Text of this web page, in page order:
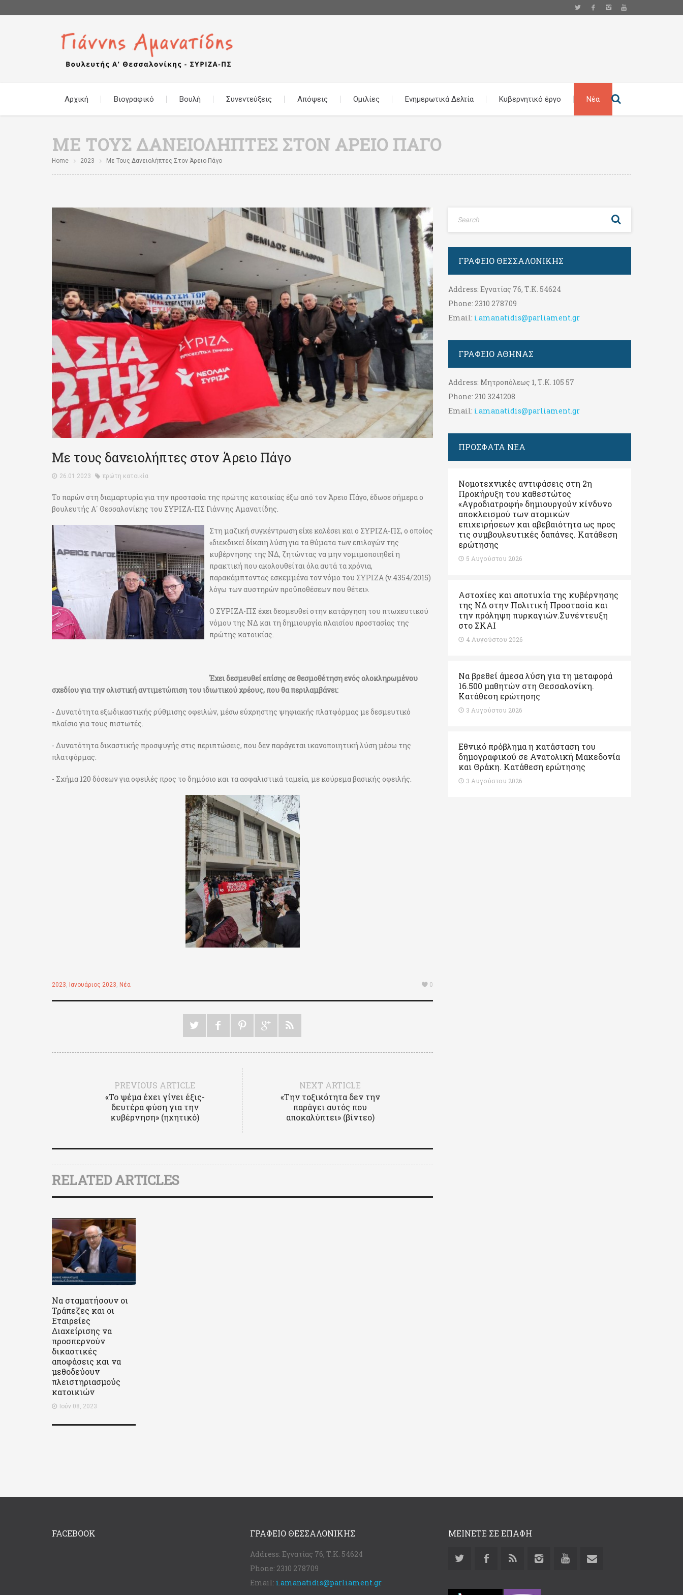
Αρχική Βιογραφικό Βουλή Συνεντεύξεις Απόψεις Ομιλίες Ενημερωτικά Δελτία Κυβερνητικό έργο Νέα
ΜΕ ΤΟΥΣ ΔΑΝΕΙΟΛΉΠΤΕΣ ΣΤΟΝ ΆΡΕΙΟ ΠΆΓΟ
Home 2023 Με Τους Δανειολήπτες Στον Άρειο Πάγο
Με τους δανειολήπτες στον Άρειο Πάγο
26.01.2023 πρώτη κατοικία
Το παρών στη διαμαρτυρία για την προστασία της πρώτης κατοικίας έξω από τον Άρειο Πάγο, έδωσε σήμερα ο
βουλευτής Α΄ Θεσσαλονίκης του ΣΥΡΙΖΑ-ΠΣ Γιάννης Αμανατίδης.
Στη μαζική συγκέντρωση είχε καλέσει και ο ΣΥΡΙΖΑ-ΠΣ, ο οποίος
«διεκδικεί δίκαιη λύση για τα θύματα των επιλογών της
κυβέρνησης της ΝΔ, ζητώντας να μην νομιμοποιηθεί η
πρακτική που ακολουθείται όλα αυτά τα χρόνια,
παρακάμπτοντας εσκεμμένα τον νόμο του ΣΥΡΙΖΑ (ν.4354/2015)
λόγω των αυστηρών προϋποθέσεων που θέτει».
Ο ΣΥΡΙΖΑ-ΠΣ έχει δεσμευθεί στην κατάργηση του πτωχευτικού
νόμου της ΝΔ και τη δημιουργία πλαισίου προστασίας της
πρώτης κατοικίας.
Έχει δεσμευθεί επίσης σε θεσμοθέτηση ενός ολοκληρωμένου
σχεδίου για την ολιστική αντιμετώπιση του ιδιωτικού χρέους, που θα περιλαμβάνει:
- Δυνατότητα εξωδικαστικής ρύθμισης οφειλών, μέσω εύχρηστης ψηφιακής πλατφόρμας με δεσμευτικό
πλαίσιο για τους πιστωτές.
- Δυνατότητα δικαστικής προσφυγής στις περιπτώσεις, που δεν παράγεται ικανοποιητική λύση μέσω της
πλατφόρμας.
- Σχήμα 120 δόσεων για οφειλές προς το δημόσιο και τα ασφαλιστικά ταμεία, με κούρεμα βασικής οφειλής.
2023, Ιανουάριος 2023, Νέα 0
PREVIOUS ARTICLE
«Το ψέμα έχει γίνει έξις-
δευτέρα φύση για την
κυβέρνηση» (ηχητικό)
NEXT ARTICLE
«Την τοξικότητα δεν την
παράγει αυτός που
αποκαλύπτει» (βίντεο)
RELATED ARTICLES
Να σταματήσουν οι
Τράπεζες και οι
Εταιρείες
Διαχείρισης να
προσπερνούν
δικαστικές
αποφάσεις και να
μεθοδεύουν
πλειστηριασμούς
κατοικιών
Ιούν 08, 2023
ΓΡΑΦΕΊΟ ΘΕΣΣΑΛΟΝΊΚΗΣ
Address: Εγνατίας 76, Τ.Κ. 54624
Phone: 2310 278709
Email: i.amanatidis@parliament.gr
ΓΡΑΦΕΊΟ ΑΘΉΝΑΣ
Address: Μητροπόλεως 1, Τ.Κ. 105 57
Phone: 210 3241208
Email: i.amanatidis@parliament.gr
ΠΡΟΣΦΑΤΑ ΝΕΑ
Νομοτεχνικές αντιφάσεις στη 2η
Προκήρυξη του καθεστώτος
«Αγροδιατροφή» δημιουργούν κίνδυνο
αποκλεισμού των ατομικών
επιχειρήσεων και αβεβαιότητα ως προς
τις συμβουλευτικές δαπάνες. Κατάθεση
ερώτησης
5 Αυγούστου 2026
Αστοχίες και αποτυχία της κυβέρνησης
της ΝΔ στην Πολιτική Προστασία και
την πρόληψη πυρκαγιών.Συνέντευξη
στο ΣΚΑΙ
4 Αυγούστου 2026
Να βρεθεί άμεσα λύση για τη μεταφορά
16.500 μαθητών στη Θεσσαλονίκη.
Κατάθεση ερώτησης
3 Αυγούστου 2026
Εθνικό πρόβλημα η κατάσταση του
δημογραφικού σε Ανατολική Μακεδονία
και Θράκη. Κατάθεση ερώτησης
3 Αυγούστου 2026
FACEBOOK ΓΡΑΦΕΊΟ ΘΕΣΣΑΛΟΝΊΚΗΣ
Address: Εγνατίας 76, Τ.Κ. 54624
Phone: 2310 278709
Email: i.amanatidis@parliament.gr
ΜΕΙΝΕΤΕ ΣΕ ΕΠΑΦΗ